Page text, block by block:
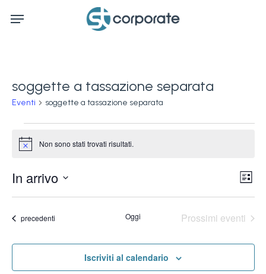
Menu
soggette a tassazione separata
Eventi soggette a tassazione separata
Eventi
Notice Non sono stati trovati risultati.
Lista
In arrivo
Seleziona
data.
Eventi
precedenti Oggi Prossimi eventi
Iscriviti al calendario